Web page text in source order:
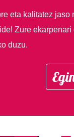
eta kalitatez jaso
Zure ekarpenari
duzu.